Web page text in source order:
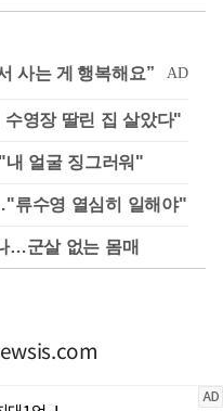
영장 딸린 집 살았다"
얼굴 징그러워"
류수영 열심히 일해야"
…군살 없는 몸매